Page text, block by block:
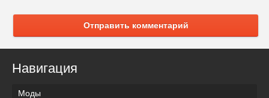
Отправить комментарий
Навигация
Моды